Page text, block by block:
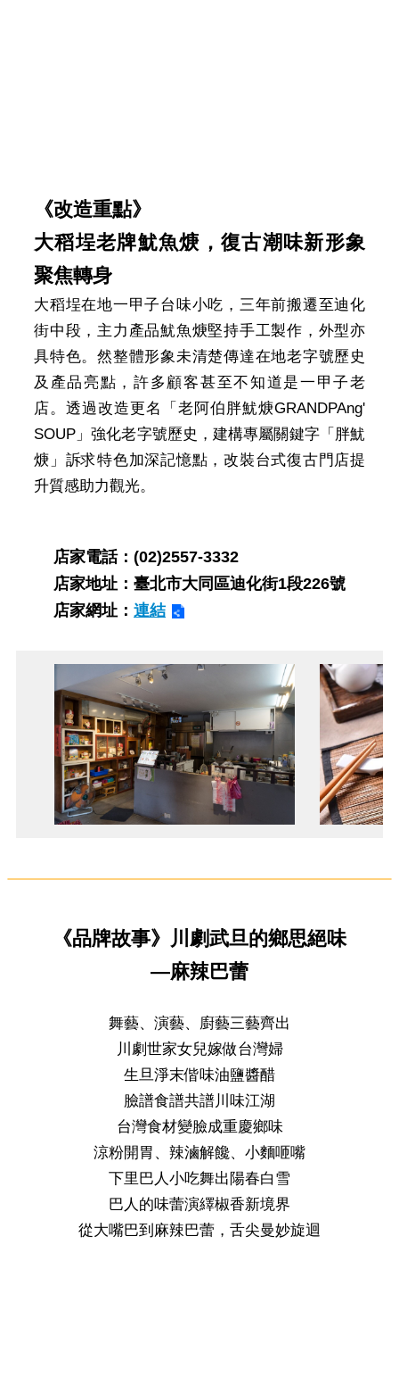
《改造重點》
大稻埕老牌魷魚焿，復古潮味新形象
聚焦轉身
大稻埕在地一甲子台味小吃，三年前搬遷至迪化
街中段，主力產品魷魚焿堅持手工製作，外型亦
具特色。然整體形象未清楚傳達在地老字號歷史
及產品亮點，許多顧客甚至不知道是一甲子老
店。透過改造更名「老阿伯胖魷焿GRANDPAng'
SOUP」強化老字號歷史，建構專屬關鍵字「胖魷
焿」訴求特色加深記憶點，改裝台式復古門店提
升質感助力觀光。
店家電話：(02)2557-3332
店家地址：臺北市大同區迪化街1段226號
店家網址： 連結
《品牌故事》川劇武旦的鄉思絕味
—麻辣巴蕾
舞藝、演藝、廚藝三藝齊出
川劇世家女兒嫁做台灣婦
生旦淨末偕味油鹽醬醋
臉譜食譜共譜川味江湖
台灣食材變臉成重慶鄉味
涼粉開胃、辣滷解饞、小麵咂嘴
下里巴人小吃舞出陽春白雪
巴人的味蕾演繹椒香新境界
從大嘴巴到麻辣巴蕾，舌尖曼妙旋迴